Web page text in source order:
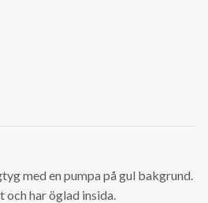
med en pumpa på gul bakgrund.
har öglad insida.